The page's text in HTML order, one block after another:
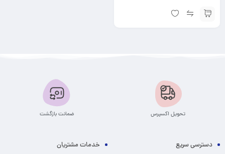
تحویل اکسپرس ضمانت بازگشت
دسترسی سریع خدمات مشتریان